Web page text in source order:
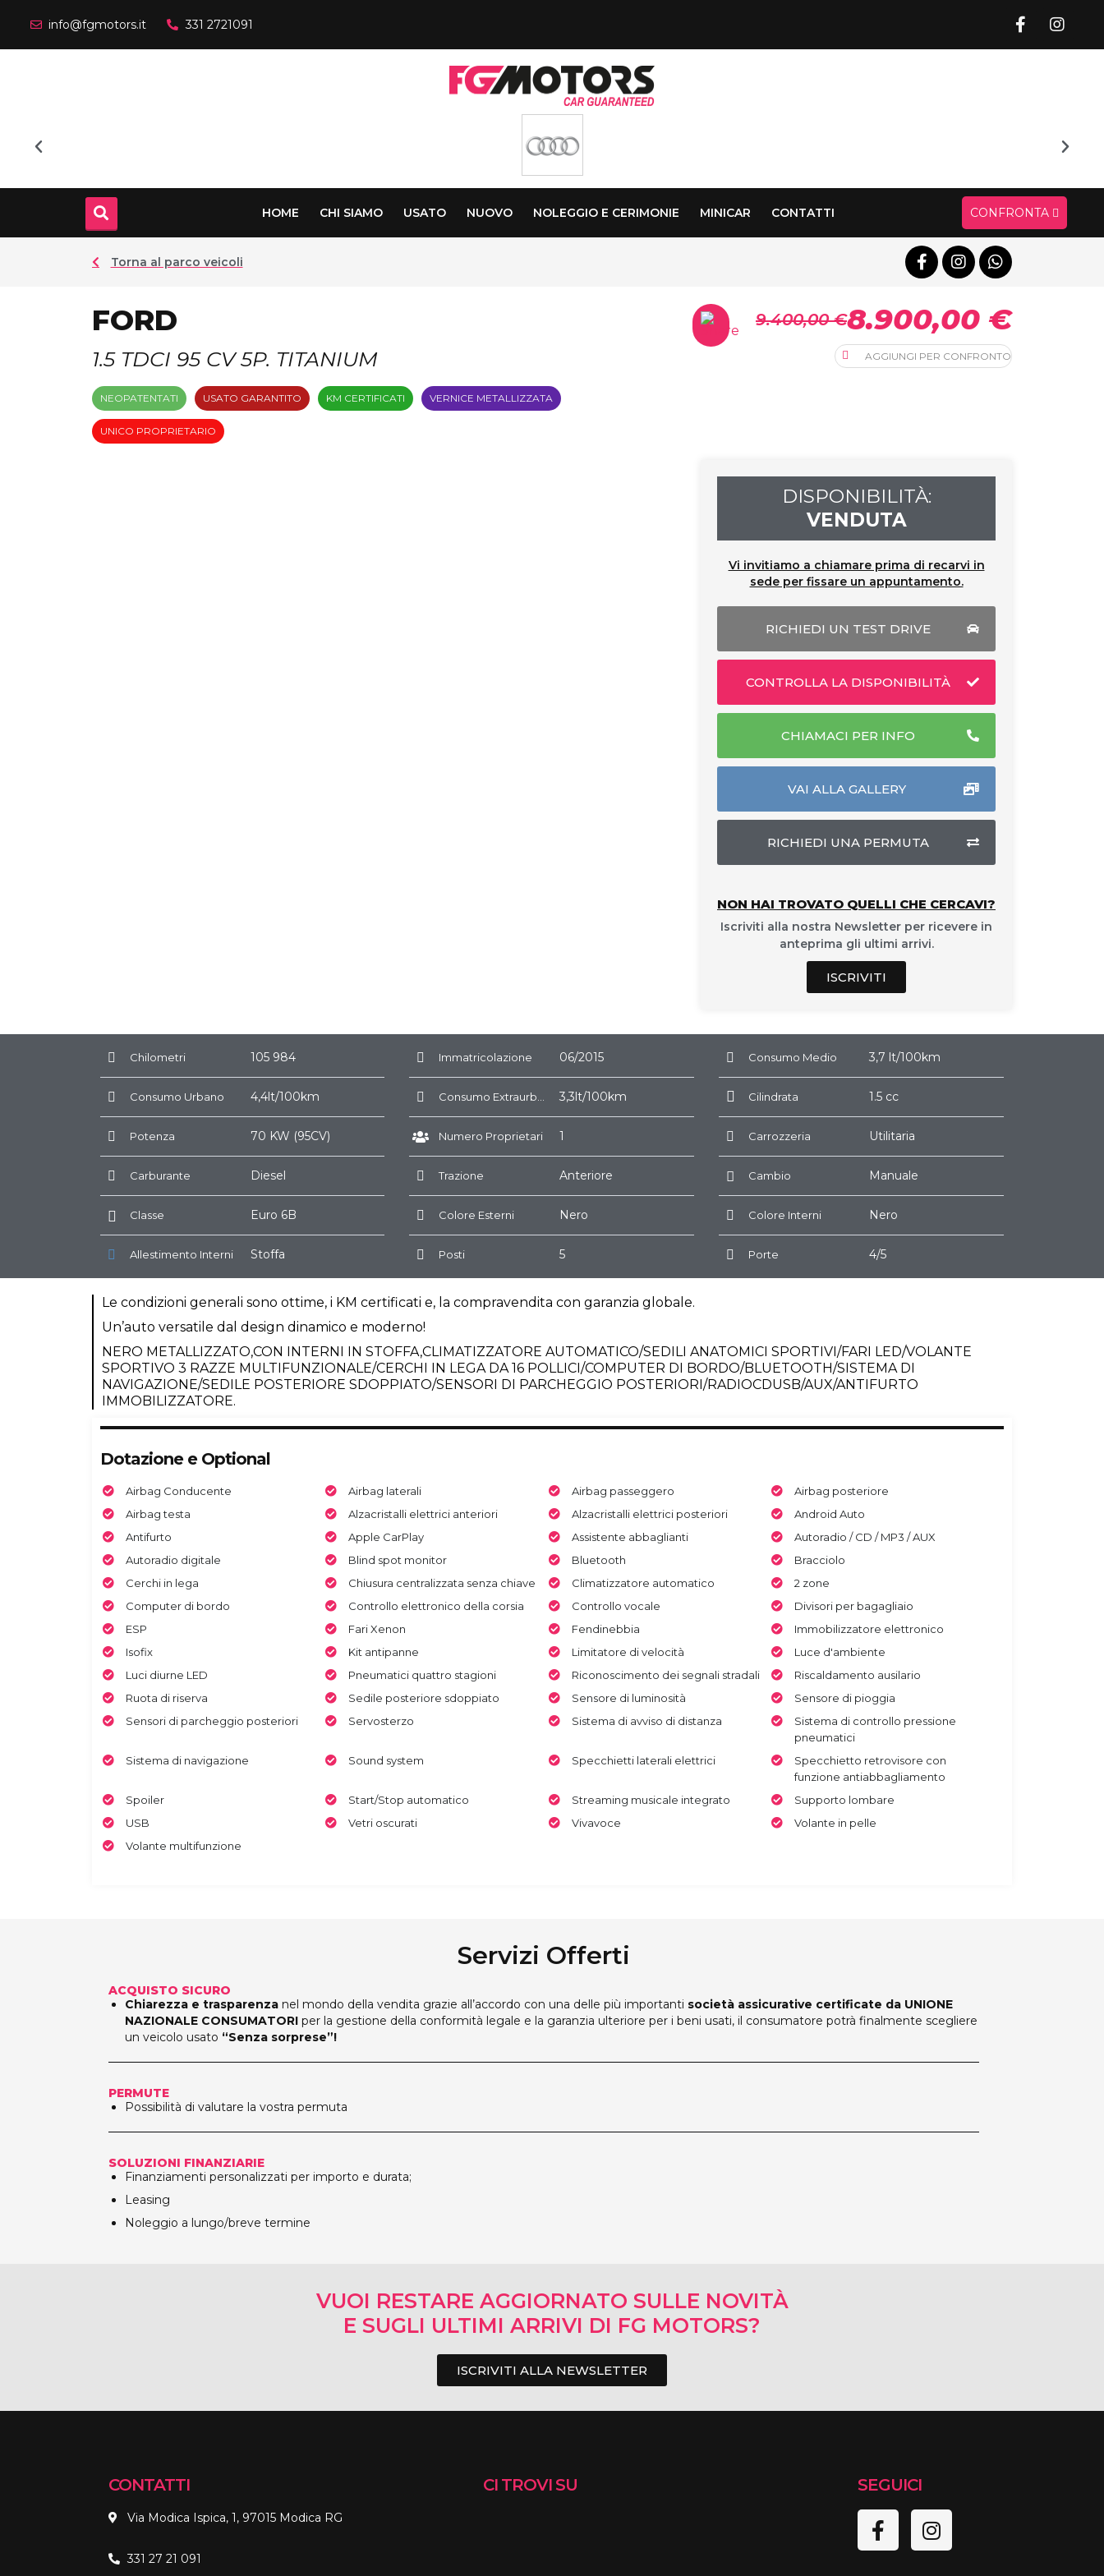
info@fgmotors.it 331 2721091
HOME CHI SIAMO USATO NUOVO NOLEGGIO E CERIMONIE MINICAR CONTATTI CONFRONTA
Torna al parco veicoli
FORD
1.5 TDCI 95 CV 5P. TITANIUM
NEOPATENTATI USATO GARANTITO KM CERTIFICATI VERNICE METALLIZZATA
UNICO PROPRIETARIO
9.400,00 €8.900,00 €
AGGIUNGI PER CONFRONTO
DISPONIBILITÀ:
VENDUTA
Vi invitiamo a chiamare prima di recarvi in
sede per fissare un appuntamento.
RICHIEDI UN TEST DRIVE
CONTROLLA LA DISPONIBILITÀ
CHIAMACI PER INFO
VAI ALLA GALLERY
RICHIEDI UNA PERMUTA
NON HAI TROVATO QUELLI CHE CERCAVI?
Iscriviti alla nostra Newsletter per ricevere in
anteprima gli ultimi arrivi.
ISCRIVITI
Chilometri 105 984 Immatricolazione 06/2015 Consumo Medio 3,7 lt/100km
Consumo Urbano 4,4lt/100km Consumo Extraurbano 3,3lt/100km Cilindrata 1.5 cc
Potenza 70 KW (95CV) Numero Proprietari 1 Carrozzeria Utilitaria
Carburante Diesel Trazione Anteriore Cambio Manuale
Classe Euro 6B Colore Esterni Nero Colore Interni Nero
Allestimento Interni Stoffa Posti 5 Porte 4/5
Le condizioni generali sono ottime, i KM certificati e, la compravendita con garanzia globale.
Un’auto versatile dal design dinamico e moderno!
NERO METALLIZZATO,CON INTERNI IN STOFFA,CLIMATIZZATORE AUTOMATICO/SEDILI ANATOMICI SPORTIVI/FARI LED/VOLANTE
SPORTIVO 3 RAZZE MULTIFUNZIONALE/CERCHI IN LEGA DA 16 POLLICI/COMPUTER DI BORDO/BLUETOOTH/SISTEMA DI
NAVIGAZIONE/SEDILE POSTERIORE SDOPPIATO/SENSORI DI PARCHEGGIO POSTERIORI/RADIOCDUSB/AUX/ANTIFURTO
IMMOBILIZZATORE.
Dotazione e Optional
Airbag Conducente Airbag laterali Airbag passeggero
Airbag posteriore
Airbag testa
Alzacristalli elettrici anteriori Alzacristalli elettrici posteriori
Android Auto
Antifurto
Apple CarPlay Assistente abbaglianti
Autoradio / CD / MP3 / AUX
Autoradio digitale
Blind spot monitor Bluetooth
Bracciolo
Cerchi in lega
Chiusura centralizzata senza chiave Climatizzatore automatico
2 zone
Computer di bordo
Controllo elettronico della corsia Controllo vocale
Divisori per bagagliaio
ESP
Fari Xenon Fendinebbia
Immobilizzatore elettronico
Isofix
Kit antipanne Limitatore di velocità
Luce d'ambiente
Luci diurne LED
Pneumatici quattro stagioni Riconoscimento dei segnali stradali
Riscaldamento ausilario
Ruota di riserva
Sedile posteriore sdoppiato Sensore di luminosità
Sensore di pioggia
Sensori di parcheggio posteriori
Servosterzo Sistema di avviso di distanza
Sistema di controllo pressione
pneumatici
Sistema di navigazione
Sound system Specchietti laterali elettrici
Specchietto retrovisore con
funzione antiabbagliamento
Spoiler
Start/Stop automatico Streaming musicale integrato
Supporto lombare
USB
Vetri oscurati Vivavoce
Volante in pelle
Volante multifunzione
Servizi Offerti
ACQUISTO SICURO
Chiarezza e trasparenza nel mondo della vendita grazie all’accordo con una delle più importanti società assicurative certificate da UNIONE
NAZIONALE CONSUMATORI per la gestione della conformità legale e la garanzia ulteriore per i beni usati, il consumatore potrà finalmente scegliere
un veicolo usato “Senza sorprese”!
PERMUTE
Possibilità di valutare la vostra permuta
SOLUZIONI FINANZIARIE
Finanziamenti personalizzati per importo e durata;
Leasing
Noleggio a lungo/breve termine
VUOI RESTARE AGGIORNATO SULLE NOVITÀ
E SUGLI ULTIMI ARRIVI DI FG MOTORS?
ISCRIVITI ALLA NEWSLETTER
CONTATTI
Via Modica Ispica, 1, 97015 Modica RG
331 27 21 091
CI TROVI SU SEGUICI